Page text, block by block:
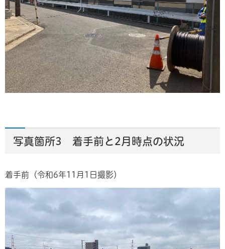
写真箇所3 着手前と2月時点の状況
着手前（令和6年11月1日撮影）